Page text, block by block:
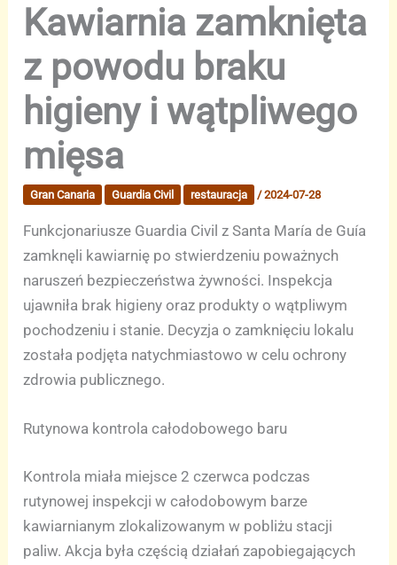
Kawiarnia zamknięta
z powodu braku
higieny i wątpliwego
mięsa
Gran Canaria Guardia Civil restauracja /2024-07-28
Funkcjonariusze Guardia Civil z Santa María de Guía
zamknęli kawiarnię po stwierdzeniu poważnych
naruszeń bezpieczeństwa żywności. Inspekcja
ujawniła brak higieny oraz produkty o wątpliwym
pochodzeniu i stanie. Decyzja o zamknięciu lokalu
została podjęta natychmiastowo w celu ochrony
zdrowia publicznego.
Rutynowa kontrola całodobowego baru
Kontrola miała miejsce 2 czerwca podczas
rutynowej inspekcji w całodobowym barze
kawiarnianym zlokalizowanym w pobliżu stacji
paliw. Akcja była częścią działań zapobiegających